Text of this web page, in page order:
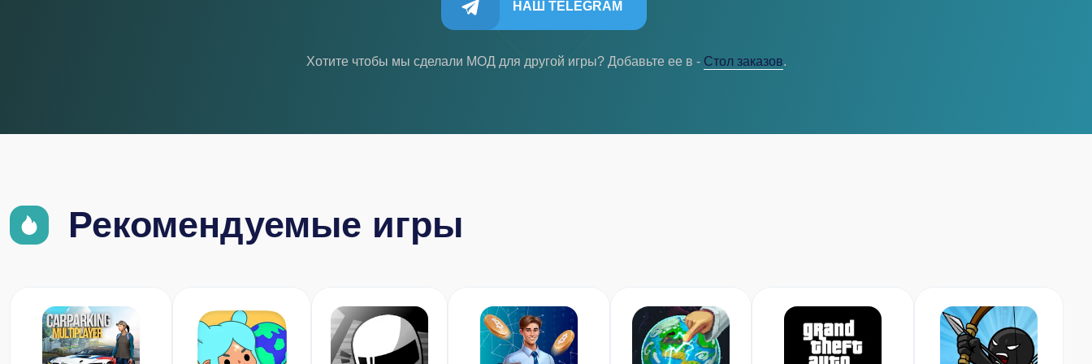
НАШ TELEGRAM
Хотите чтобы мы сделали МОД для другой игры? Добавьте ее в - Cтол заказов.
Рекомендуемые игры